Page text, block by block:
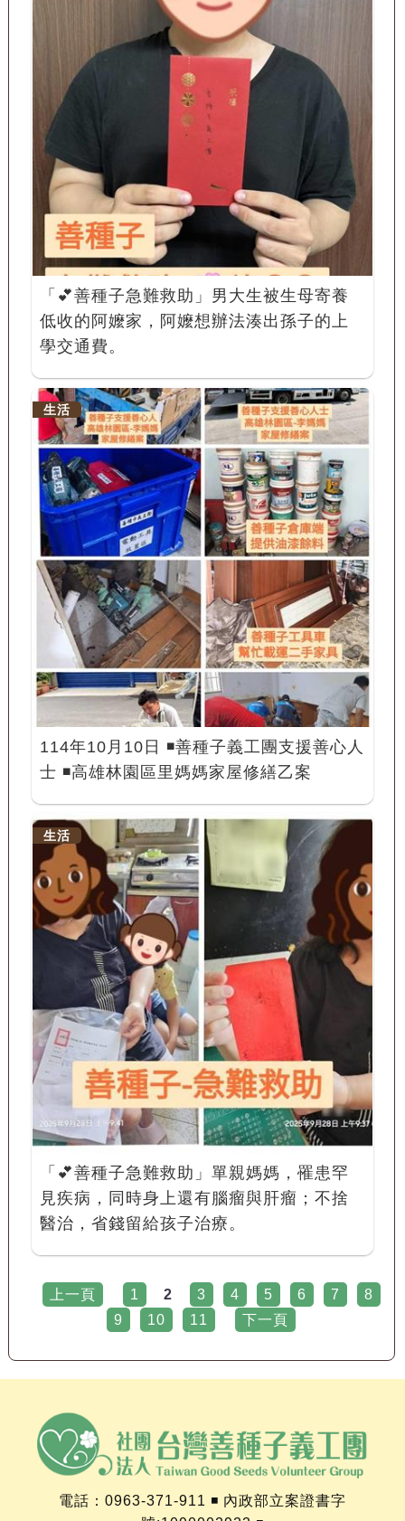
「💕善種子急難救助」男大生被生母寄養
低收的阿嬤家，阿嬤想辦法湊出孫子的上
學交通費。
生活
114年10月10日 ◾️善種子義工團支援善心人
士 ◾️高雄林園區里媽媽家屋修繕乙案
生活
「💕善種子急難救助」單親媽媽，罹患罕
見疾病，同時身上還有腦瘤與肝瘤；不捨
醫治，省錢留給孩子治療。
上一頁 1 2 3 4 5 6 7
8
9
10 11 下一頁
電話：0963-371-911 ◾ 內政部立案證書字